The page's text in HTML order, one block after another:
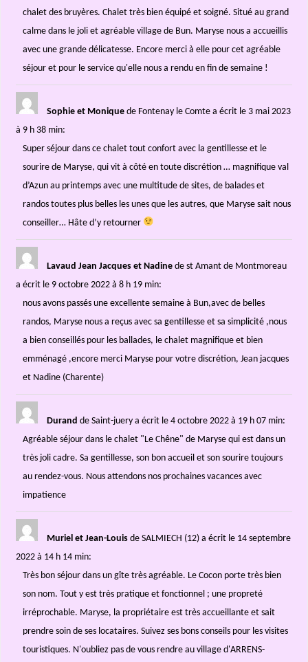
chalet des bruyères. Chalet très bien équipé et soigné. Situé au grand
calme dans le joli et agréable village de Bun. Maryse nous a accueillis
avec une grande délicatesse. Encore merci à elle pour cet agréable
séjour et pour le service qu'elle nous a rendu en fin de semaine !
Sophie et Monique de Fontenay le Comte a écrit le 3 mai 2023
à 9 h 38 min:
Super séjour dans ce chalet tout confort avec la gentillesse et le
sourire de Maryse, qui vit à côté en toute discrétion … magnifique val
d’Azun au printemps avec une multitude de sites, de balades et
randos toutes plus belles les unes que les autres, que Maryse sait nous
conseiller… Hâte d’y retourner
Lavaud Jean Jacques et Nadine de st Amant de Montmoreau
a écrit le 9 octobre 2022à 8 h 19 min:
nous avons passés une excellente semaine à Bun,avec de belles
randos, Maryse nous a reçus avec sa gentillesse et sa simplicité ,nous
a bien conseillés pour les ballades, le chalet magnifique et bien
emménagé ,encore merci Maryse pour votre discrétion, Jean jacques
et Nadine (Charente)
Durand de Saint-juery a écrit le 4 octobre 2022à 19 h 07 min:
Agréable séjour dans le chalet "Le Chêne" de Maryse qui est dans un
très joli cadre. Sa gentillesse, son bon accueil et son sourire toujours
au rendez-vous. Nous attendons nos prochaines vacances avec
impatience
Muriel et Jean-Louis de SALMIECH (12) a écrit le 14 septembre
2022à 14 h 14 min:
Très bon séjour dans un gîte très agréable. Le Cocon porte très bien
son nom. Tout y est très pratique et fonctionnel ; une propreté
irréprochable. Maryse, la propriétaire est très accueillante et sait
prendre soin de ses locataires. Suivez ses bons conseils pour les visites
touristiques. N'oubliez pas de vous rendre au village d'ARRENS-